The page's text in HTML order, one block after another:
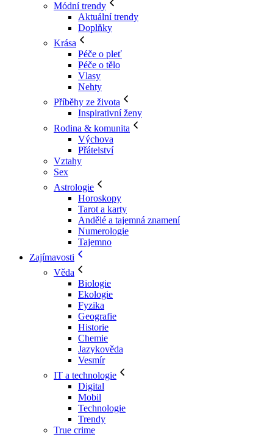
Módní trendy
Aktuální trendy
Doplňky
Krása
Péče o pleť
Péče o tělo
Vlasy
Nehty
Příběhy ze života
Inspirativní ženy
Rodina & komunita
Výchova
Přátelství
Vztahy
Sex
Astrologie
Horoskopy
Tarot a karty
Andělé a tajemná znamení
Numerologie
Tajemno
Zajímavosti
Věda
Biologie
Ekologie
Fyzika
Geografie
Historie
Chemie
Jazykověda
Vesmír
IT a technologie
Digital
Mobil
Technologie
Trendy
True crime